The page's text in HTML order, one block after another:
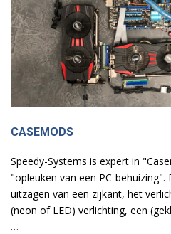
CASEMODS
Speedy-Systems is expert in
"opleuken van een PC-
uitzagen van een zijkant, het
(neon of LED) verlichting, een
…